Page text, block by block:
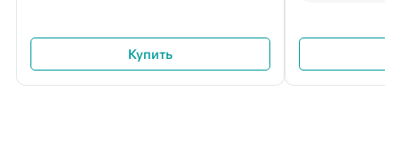
Купить